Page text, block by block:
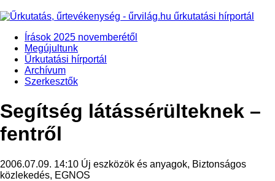
Írások 2025 novemberétől
Megújultunk
Űrkutatási hírportál
Archívum
Szerkesztők
Segítség látássérülteknek –
fentről
2006.07.09. 14:10 Új eszközök és anyagok, Biztonságos
közlekedés, EGNOS